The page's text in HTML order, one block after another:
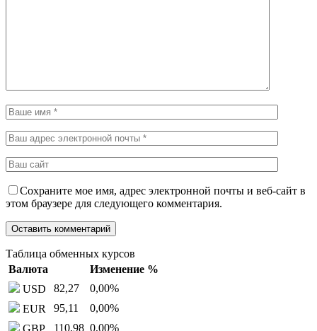
Сохраните мое имя, адрес электронной почты и веб-сайт в
этом браузере для следующего комментария.
Таблица обменных курсов
Валюта
Изменение %
USD
82,27 0,00%
EUR
95,11 0,00%
GBP
110,98 0,00%